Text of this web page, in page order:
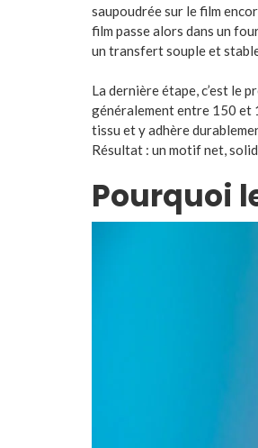
saupoudrée sur le film
film passe alors dans un
un transfert souple et
La dernière étape, c’est le
généralement entre 150 et
tissu et y adhère
Résultat : un motif net,
Pourquoi